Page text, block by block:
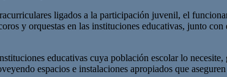
ligados a la participación juvenil, el
y orquestas en las instituciones educativas, junto
educativas cuya población escolar lo
espacios e instalaciones apropiados que